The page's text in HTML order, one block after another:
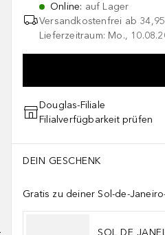
Online: auf Lager
Versandkostenfrei ab
Lieferzeitraum: Mo.,
Douglas-Filiale
Filialverfügbarkeit prüfen
DEIN GESCHENK
Gratis zu deiner Sol-de-
SOL DE